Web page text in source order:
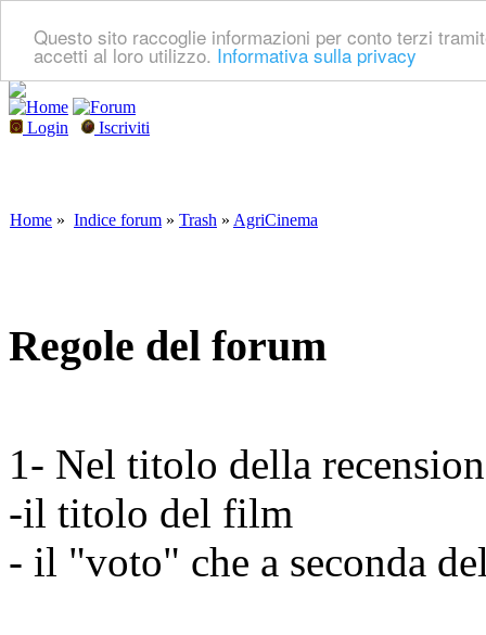
Questo sito raccoglie informazioni per conto terzi
accetti al loro utilizzo. Informativa sulla privacy
Login Iscriviti
Home » Indice forum » Trash » AgriCinema
Regole del forum
1- Nel titolo della
-il titolo del film
- il "voto" che a seconda